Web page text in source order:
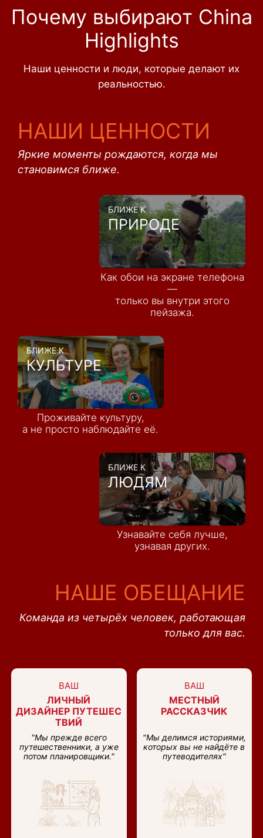
Почему выбирают China
Highlights
Наши ценности и люди, которые делают их
реальностью.
НАШИ ЦЕННОСТИ
Яркие моменты рождаются, когда мы
становимся ближе.
БЛИЖЕ К
ПРИРОДЕ
Как обои на экране телефона
—
только вы внутри этого
пейзажа.
БЛИЖЕ К
КУЛЬТУРЕ
Проживайте культуру,
а не просто наблюдайте её.
БЛИЖЕ К
ЛЮДЯМ
Узнавайте себя лучше,
узнавая других.
НАШЕ ОБЕЩАНИЕ
Команда из четырёх человек, работающая
только для вас.
ВАШ
ЛИЧНЫЙ
ДИЗАЙНЕР ПУТЕШЕС
ТВИЙ
"Мы прежде всего
путешественники, а уже
потом планировщики."
ВАШ
МЕСТНЫЙ
РАССКАЗЧИК
"Мы делимся историями,
которых вы не найдёте в
путеводителях"